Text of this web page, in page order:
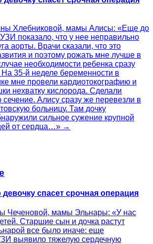
Хлебниковой, мамы Алисы: «Еще до
показало, что у нее неправильно
аорты. Врачи сказали, что это
и поэтому рожать мне лучше в
необходимости ребенка сразу
35-й неделе беременности в
мне провели кардиотокографию и
нехватку кислорода. Сделали
сечение. Алису сразу же перевезли в
больницу. Там дочку
сильное сужение крупной
от сердца…» →
спасет срочная операция
Чеченовой, мамы Эльнары: «У нас
Старшие сын и дочка растут
все было иначе: еще
выявило тяжелую сердечную